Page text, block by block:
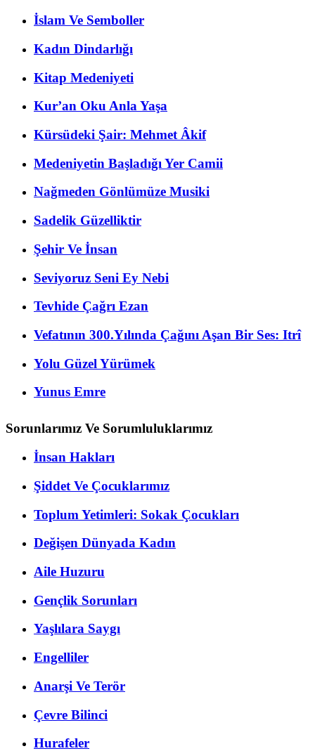
İslam Ve Semboller
Kadın Dindarlığı
Kitap Medeniyeti
Kur’an Oku Anla Yaşa
Kürsüdeki Şair: Mehmet Âkif
Medeniyetin Başladığı Yer Camii
Nağmeden Gönlümüze Musiki
Sadelik Güzelliktir
Şehir Ve İnsan
Seviyoruz Seni Ey Nebi
Tevhide Çağrı Ezan
Vefatının 300.Yılında Çağını Aşan Bir Ses: Itrî
Yolu Güzel Yürümek
Yunus Emre
Sorunlarımız Ve Sorumluluklarımız
İnsan Hakları
Şiddet Ve Çocuklarımız
Toplum Yetimleri: Sokak Çocukları
Değişen Dünyada Kadın
Aile Huzuru
Gençlik Sorunları
Yaşlılara Saygı
Engelliler
Anarşi Ve Terör
Çevre Bilinci
Hurafeler